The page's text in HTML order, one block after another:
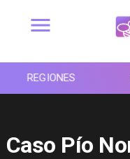
REGIONES
Caso Pío